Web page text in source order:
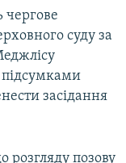
чергове
суду за
підсумками
засідання
розгляду позову